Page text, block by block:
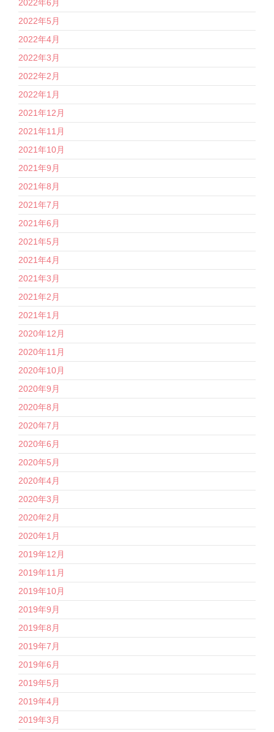
2022年6月
2022年5月
2022年4月
2022年3月
2022年2月
2022年1月
2021年12月
2021年11月
2021年10月
2021年9月
2021年8月
2021年7月
2021年6月
2021年5月
2021年4月
2021年3月
2021年2月
2021年1月
2020年12月
2020年11月
2020年10月
2020年9月
2020年8月
2020年7月
2020年6月
2020年5月
2020年4月
2020年3月
2020年2月
2020年1月
2019年12月
2019年11月
2019年10月
2019年9月
2019年8月
2019年7月
2019年6月
2019年5月
2019年4月
2019年3月